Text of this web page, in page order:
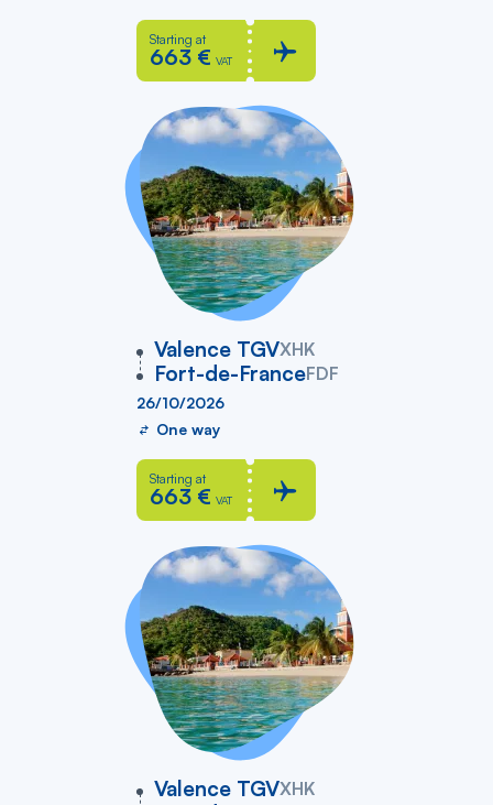
Starting at
663 € VAT
Valence TGVXHK
vers
Fort-de-FranceFDF
26/10/2026
One way
Starting at
663 € VAT
Valence TGVXHK
vers